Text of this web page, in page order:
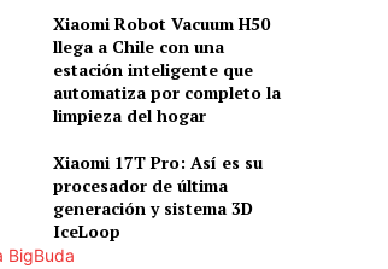
Xiaomi Robot Vacuum H50
llega a Chile con una
estación inteligente que
automatiza por completo la
limpieza del hogar
Xiaomi 17T Pro: Así es su
procesador de última
generación y sistema 3D
IceLoop